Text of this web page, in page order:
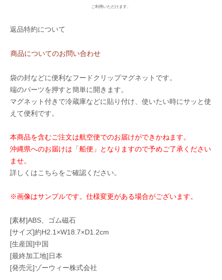
ご利用いただけます。
返品特約について
商品についてのお問い合わせ
袋の封などに便利なフードクリップマグネットです。
端のパーツを押すと簡単に開きます。
マグネット付きで冷蔵庫などに貼り付け、使いたい時にサッと使
えて便利です。
本商品を含むご注文は航空便でのお届けができかねます。
沖縄県へのお届けは「船便」となりますので予めご了承ください
ませ。
詳しくはこちらをご確認ください。
※画像はサンプルです。仕様変更がある場合がございます。
[素材]ABS、ゴム磁石
[サイズ]約H2.1×W18.7×D1.2cm
[生産国]中国
[最終加工地]日本
[発売元]ゾーウィー株式会社